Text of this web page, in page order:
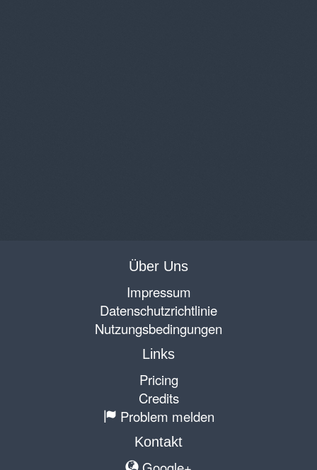
Über Uns
Impressum
Datenschutzrichtlinie
Nutzungsbedingungen
Links
Pricing
Credits
Problem melden
Kontakt